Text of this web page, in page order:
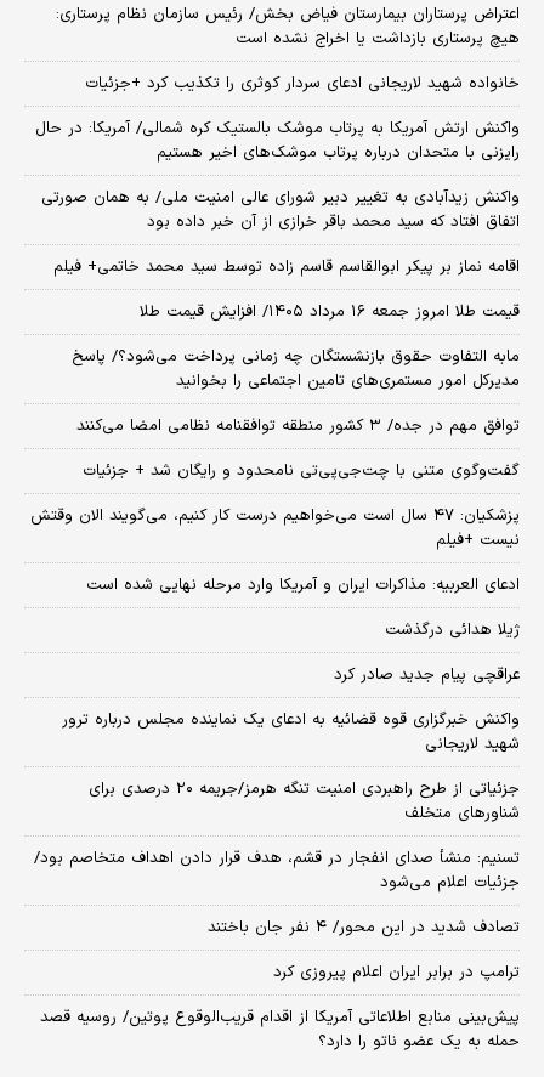
اعتراض پرستاران بیمارستان فیاض بخش/ رئیس سازمان نظام پرستاری:
هیچ پرستاری بازداشت یا اخراج نشده است
خانواده شهید لاریجانی ادعای سردار کوثری را تکذیب کرد +جزئیات
واکنش ارتش آمریکا به پرتاب موشک بالستیک کره شمالی/ آمریکا: در حال
رایزنی با متحدان درباره پرتاب موشک‌های اخیر هستیم
واکنش زیدآبادی به تغییر دبیر شورای عالی امنیت ملی/ به همان صورتی
اتفاق افتاد که سید محمد باقر خرازی از آن خبر داده بود
اقامه نماز بر پیکر ابوالقاسم قاسم زاده توسط سید محمد خاتمی+ فیلم
قیمت طلا امروز جمعه ۱۶ مرداد ۱۴۰۵/ افزایش قیمت طلا
مابه التفاوت حقوق بازنشستگان چه زمانی پرداخت می‌شود؟/ پاسخ
مدیرکل امور مستمری‌های تامین اجتماعی را بخوانید
توافق مهم در جده/ ۳ کشور منطقه توافقنامه نظامی امضا می‌کنند
گفت‌وگوی متنی با چت‌جی‌پی‌تی نامحدود و رایگان شد + جزئیات
پزشکیان: ۴۷ سال است می‌خواهیم درست کار کنیم، می‌گویند الان وقتش
نیست +فیلم
ادعای العربیه: مذاکرات ایران و آمریکا وارد مرحله نهایی شده است
ژیلا هدائی درگذشت
عراقچی پیام جدید صادر کرد
واکنش خبرگزاری قوه قضائیه به ادعای یک نماینده مجلس درباره ترور
شهید لاریجانی
جزئیاتی از طرح راهبردی امنیت تنگه هرمز/جریمه ۲۰ درصدی برای
شناورهای متخلف
تسنیم: منشأ صدای انفجار در قشم، هدف قرار دادن اهداف متخاصم بود/
جزئیات اعلام می‌شود
تصادف شدید در این محور/ ۴ نفر جان باختند
ترامپ در برابر ایران اعلام پیروزی کرد
پیش‌بینی منابع اطلاعاتی آمریکا از اقدام قریب‌الوقوع پوتین/ روسیه قصد
حمله به یک عضو ناتو را دارد؟